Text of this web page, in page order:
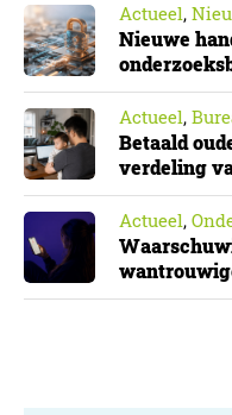
Actueel,
Nieuwe
Actueel,
Betaald
verdeling
Actueel,